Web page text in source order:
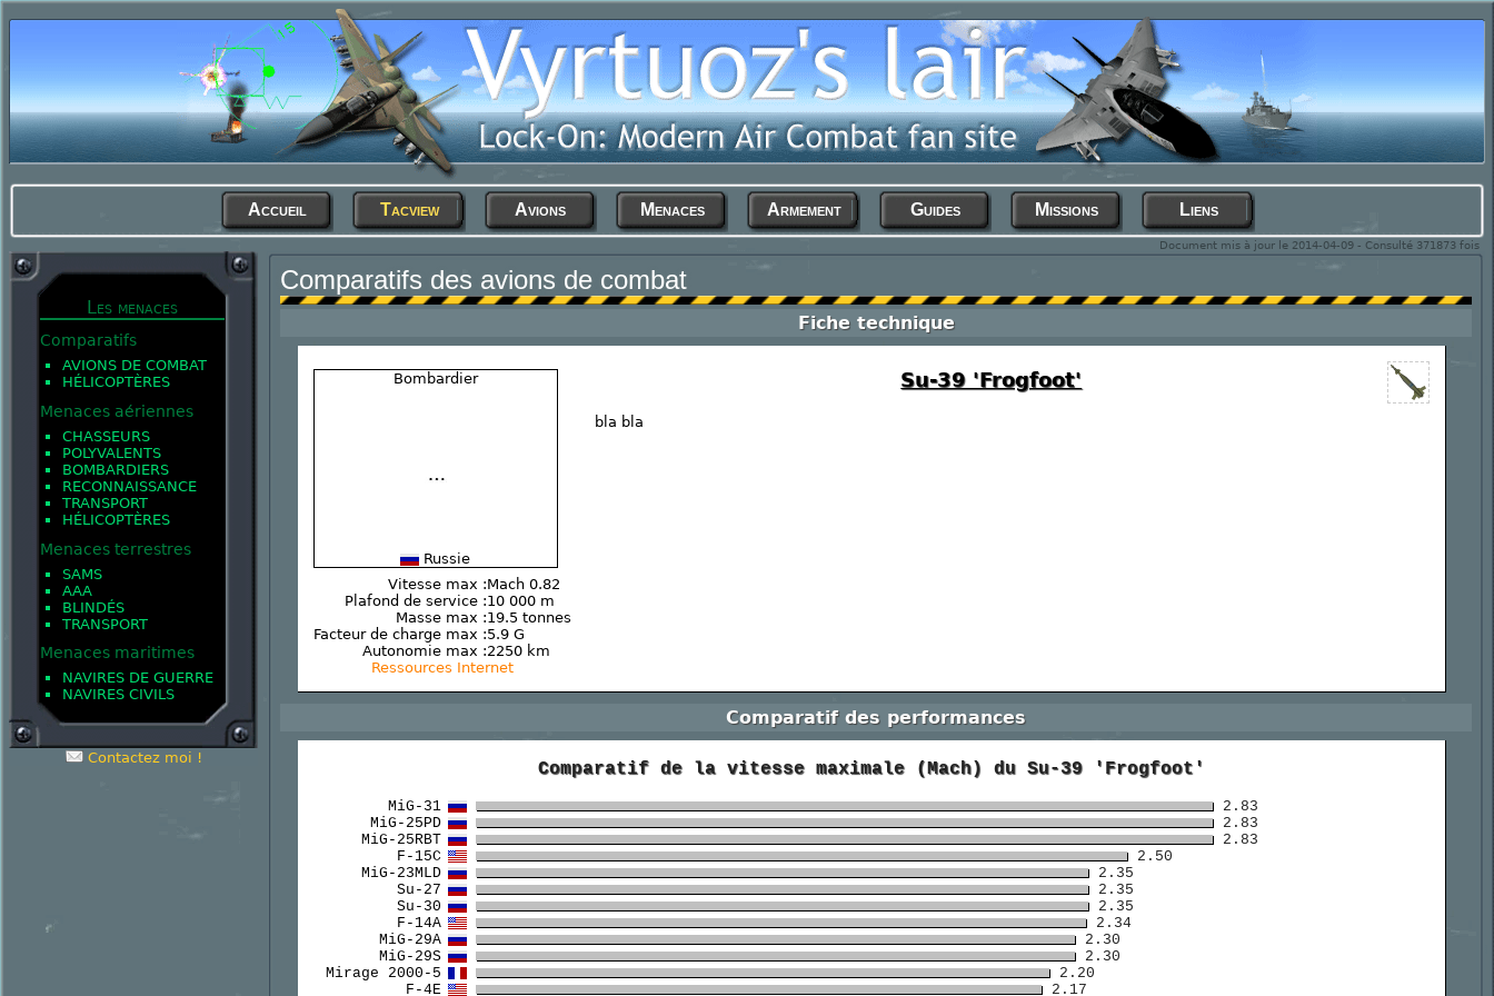
Accueil Tacview Avions Menaces Armement Guides Missions Liens
Document mis à jour le 2014-04-09 - Consulté 371873 fois
Les menaces
Comparatifs
AVIONS DE COMBAT
HÉLICOPTÈRES
Menaces aériennes
CHASSEURS
POLYVALENTS
BOMBARDIERS
RECONNAISSANCE
TRANSPORT
HÉLICOPTÈRES
Menaces terrestres
SAMS
AAA
BLINDÉS
TRANSPORT
Menaces maritimes
NAVIRES DE GUERRE
NAVIRES CIVILS
Contactez moi !
Comparatifs des avions de combat
Fiche technique
Bombardier
Russie
Vitesse max :Mach 0.82
Plafond de service :10 000 m
Masse max :19.5 tonnes
Facteur de charge max :5.9 G
Autonomie max :2250 km
Ressources Internet
Su-39 'Frogfoot'
bla bla
Comparatif des performances
Comparatif de la vitesse maximale (Mach) du Su-39 'Frogfoot'
MiG-31
2.83
MiG-25PD
2.83
MiG-25RBT
2.83
F-15C
2.50
MiG-23MLD
2.35
Su-27
2.35
Su-30
2.35
F-14A
2.34
MiG-29A
2.30
MiG-29S
2.30
Mirage 2000-5
2.20
F-4E
2.17